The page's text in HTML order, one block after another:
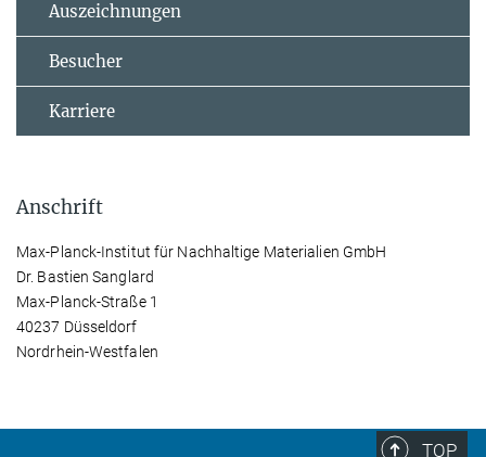
Auszeichnungen
Besucher
Karriere
Anschrift
Max-Planck-Institut für Nachhaltige Materialien GmbH
Dr. Bastien Sanglard
Max-Planck-Straße 1
40237 Düsseldorf
Nordrhein-Westfalen
TOP